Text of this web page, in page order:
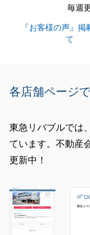
毎週
『お客様の声』掲
て
各店舗ページ
東急リバブルでは
ています。不動産
更新中！